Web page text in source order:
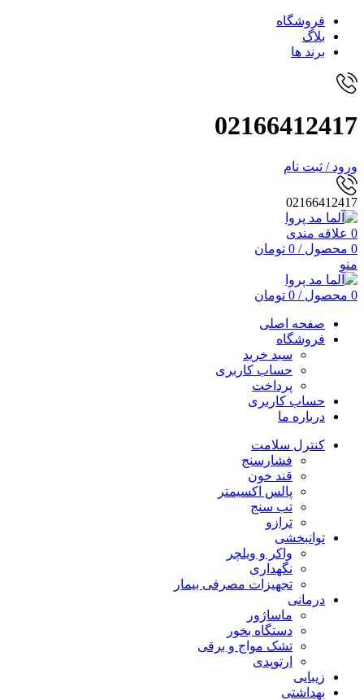
فروشگاه
بلاگ
برند ها
02166412417
ورود / ثبت نام
02166412417
0 علاقه مندی
0 محصول /
0 تومان
منو
0 محصول /
0 تومان
صفحه اصلی
فروشگاه
سبد خرید
حساب کاربری
پرداخت
حساب کاربری
درباره ما
کنترل سلامت
فشارسنج
قند خون
پالس اکسیمتر
تب سنج
ترازو
توانبخشی
واکر و ویلچر
نگهداری
تجهیزات مصرفی بیمار
درمانی
ماساژور
دستگاه بخور
تشک مواج و برقی
ارتوپدی
زیبایی
بهداشتی